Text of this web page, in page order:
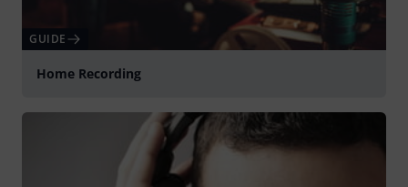
GUIDE
Home Recording